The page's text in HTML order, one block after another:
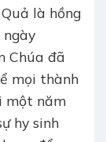
là hồng
Chúa đã
mọi thành
một năm
hy sinh